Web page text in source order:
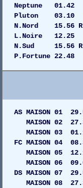
Neptune
Pluton
N.Nord 15.56
L.Noire 12.25
N.Sud 15.56
P.Fortune
AS MAISON
MAISON 02
MAISON 03
FC MAISON
MAISON 05
MAISON 06
DS MAISON
MAISON 08